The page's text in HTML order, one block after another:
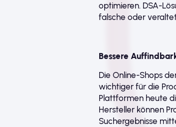
optimieren. DSA-
falsche oder
Bessere
Die Online-Shops
wichtiger für die
Plattformen heute
Hersteller können
Suchergebnisse